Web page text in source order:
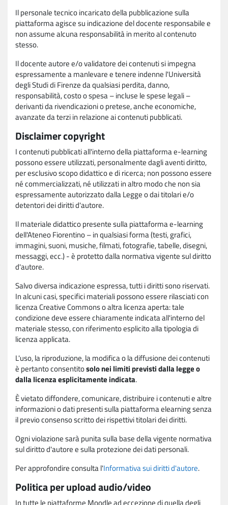
Il personale tecnico incaricato della pubblicazione sulla
piattaforma agisce su indicazione del docente responsabile e
non assume alcuna responsabilità in merito al contenuto
stesso.
Il docente autore e/o validatore dei contenuti si impegna
espressamente a manlevare e tenere indenne l'Università
degli Studi di Firenze da qualsiasi perdita, danno,
responsabilità, costo o spesa – incluse le spese legali –
derivanti da rivendicazioni o pretese, anche economiche,
avanzate da terzi in relazione ai contenuti pubblicati.
Disclaimer copyright
I contenuti pubblicati all'interno della piattaforma e-learning
possono essere utilizzati, personalmente dagli aventi diritto,
per esclusivo scopo didattico e di ricerca; non possono essere
né commercializzati, né utilizzati in altro modo che non sia
espressamente autorizzato dalla Legge o dai titolari e/o
detentori dei diritti d'autore.
Il materiale didattico presente sulla piattaforma e-learning
dell'Ateneo Fiorentino – in qualsiasi forma (testi, grafici,
immagini, suoni, musiche, filmati, fotografie, tabelle, disegni,
messaggi, ecc.) - è protetto dalla normativa vigente sul diritto
d'autore.
Salvo diversa indicazione espressa, tutti i diritti sono riservati.
In alcuni casi, specifici materiali possono essere rilasciati con
licenza Creative Commons o altra licenza aperta: tale
condizione deve essere chiaramente indicata all'interno del
materiale stesso, con riferimento esplicito alla tipologia di
licenza applicata.
L'uso, la riproduzione, la modifica o la diffusione dei contenuti
è pertanto consentitosolo nei limiti previsti dalla legge o
dalla licenza esplicitamente indicata.
È vietato diffondere, comunicare, distribuire i contenuti e altre
informazioni o dati presenti sulla piattaforma elearning senza
il previo consenso scritto dei rispettivi titolari dei diritti.
Ogni violazione sarà punita sulla base della vigente normativa
sul diritto d'autore e sulla protezione dei dati personali.
Per approfondire consulta l'Informativa sui diritti d'autore.
Politica per upload audio/video
In tutte le piattaforme Moodle ad eccezione di quella degli